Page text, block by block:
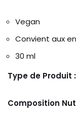
Vegan
Convient aux
30 ml
Type de Produit :
Composition